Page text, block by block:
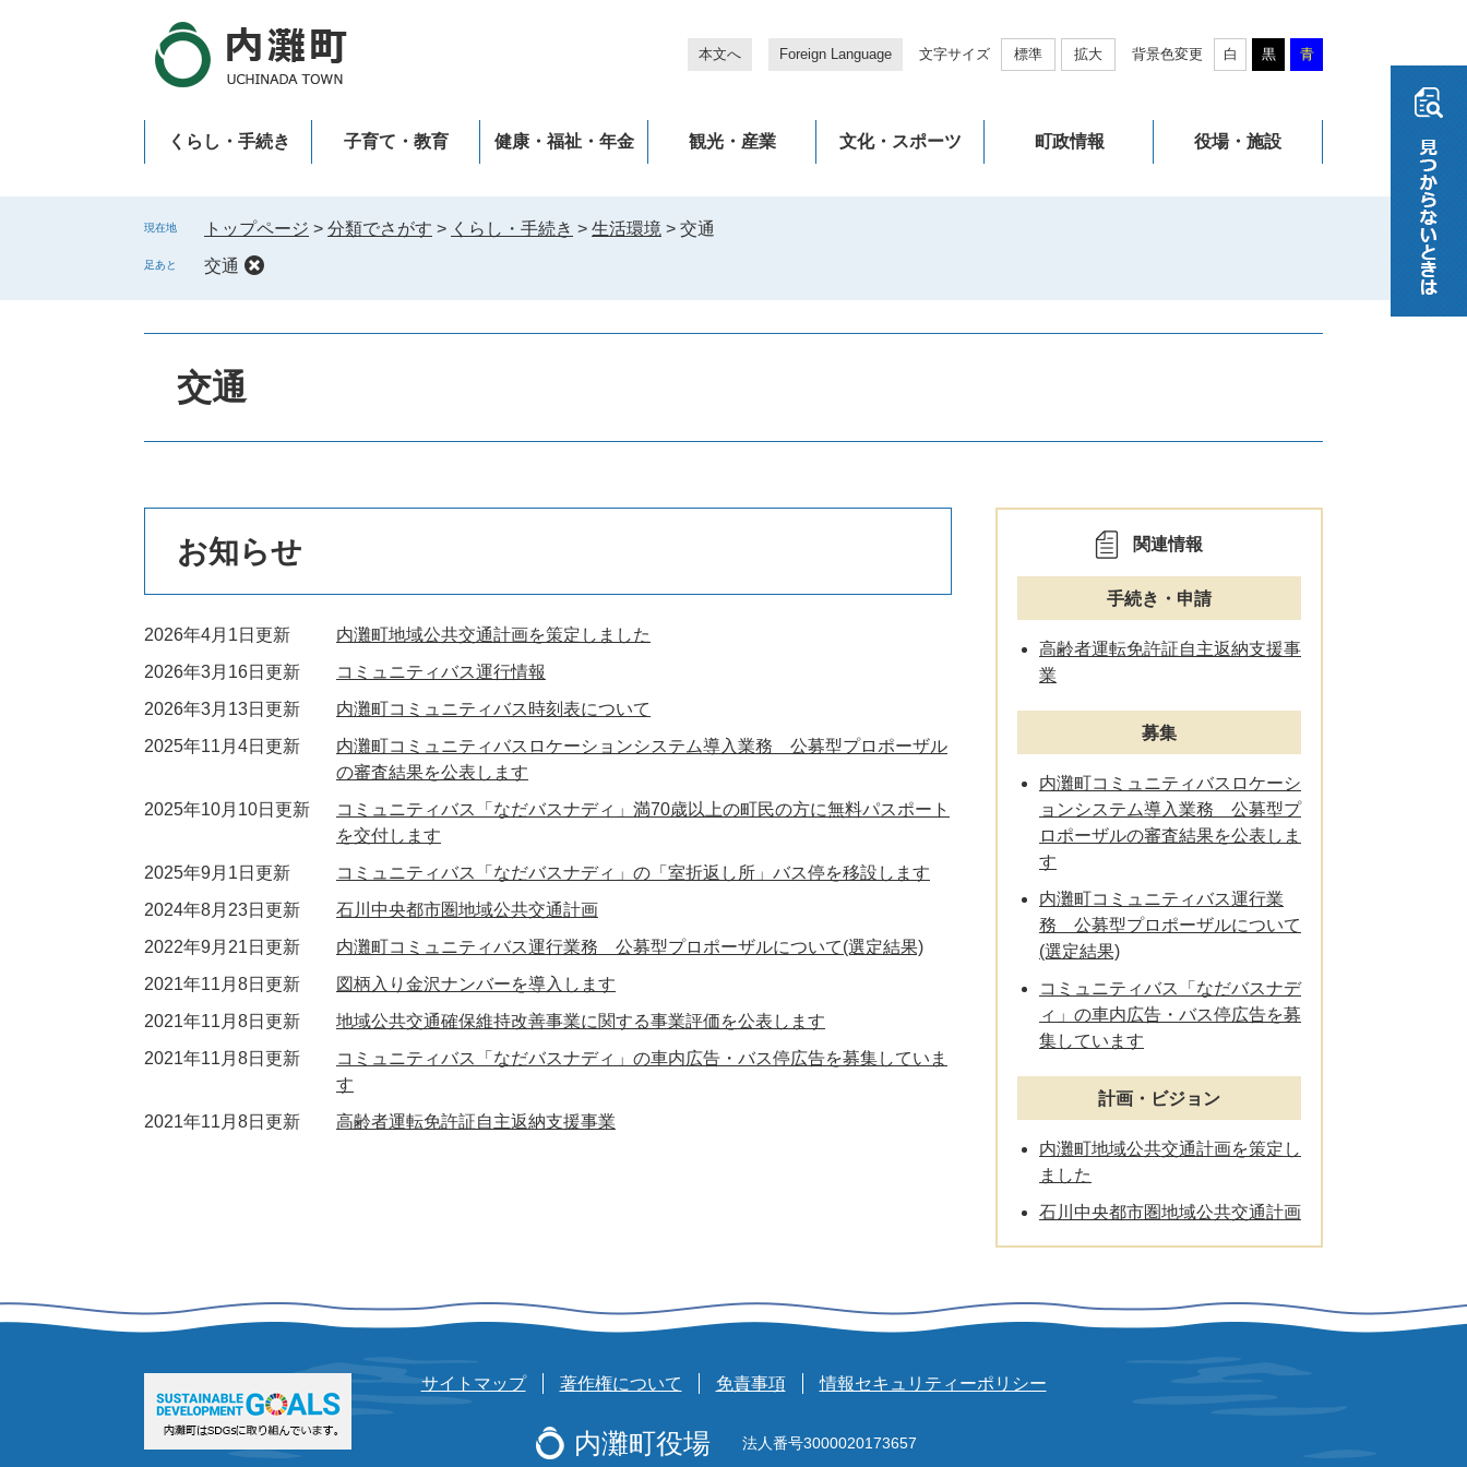
す
し
へ
本文へ Foreign Language 文字サイズ 標準 拡大 背景色変更 白 黒 青
くらし・手続き 子育て・教育 健康・福祉・年金 観光・産業 文化・スポーツ 町政情報 役場・施設
現在地 トップページ > 分類でさがす > くらし・手続き > 生活環境 > 交通
足あと 交通
交通
お知らせ
2026年4月1日更新
内灘町地域公共交通計画を策定しました
2026年3月16日更新
コミュニティバス運行情報
2026年3月13日更新
内灘町コミュニティバス時刻表について
2025年11月4日更新
内灘町コミュニティバスロケーションシステム導入業務 公募型プロポーザル
の審査結果を公表します
2025年10月10日更新
コミュニティバス「なだバスナディ」満70歳以上の町民の方に無料パスポート
を交付します
2025年9月1日更新
コミュニティバス「なだバスナディ」の「室折返し所」バス停を移設します
2024年8月23日更新
石川中央都市圏地域公共交通計画
2022年9月21日更新
内灘町コミュニティバス運行業務 公募型プロポーザルについて(選定結果)
2021年11月8日更新
図柄入り金沢ナンバーを導入します
2021年11月8日更新
地域公共交通確保維持改善事業に関する事業評価を公表します
2021年11月8日更新
コミュニティバス「なだバスナディ」の車内広告・バス停広告を募集していま
す
2021年11月8日更新
高齢者運転免許証自主返納支援事業
関連情報
手続き・申請
高齢者運転免許証自主返納支援事
業
募集
内灘町コミュニティバスロケーシ
ョンシステム導入業務 公募型プ
ロポーザルの審査結果を公表しま
す
内灘町コミュニティバス運行業
務 公募型プロポーザルについて
(選定結果)
コミュニティバス「なだバスナデ
ィ」の車内広告・バス停広告を募
集しています
計画・ビジョン
内灘町地域公共交通計画を策定し
ました
石川中央都市圏地域公共交通計画
サイトマップ 著作権について 免責事項 情報セキュリティーポリシー
内灘町役場 法人番号3000020173657